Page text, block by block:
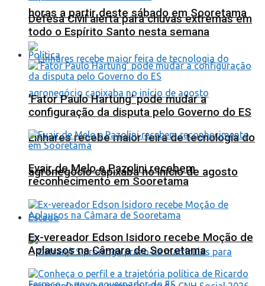
horas a partir deste sábado em Sooretama
Linhares recebe maior feira de tecnologia do
agronegócio capixaba no início de agosto
Estado
Defesa Civil alerta para chuvas extremas em
todo o Espírito Santo nesta semana
Política
‘Fator Paulo Hartung’ pode mudar a
configuração da disputa pelo Governo do ES
Evair de Melo e Pazolini recebem
reconhecimento em Sooretama
Ex-vereador Edson Isidoro recebe Moção de
Aplausos na Câmara de Sooretama